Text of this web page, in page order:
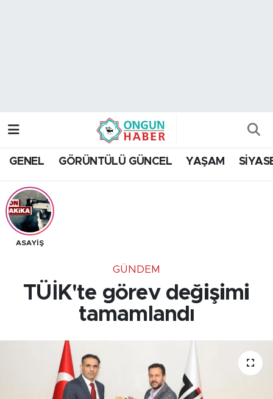
GENEL GÖRÜNTÜLÜ GÜNCEL YAŞAM
ASAYİŞ
GÜNDEM
TÜİK'te görev değişimi
tamamlandı
Trafik Durumu
Tüm Manşetler
Son Dakika Haberleri